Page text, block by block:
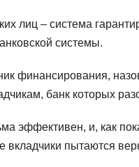
лиц – система
системы.
финансирования,
банк которых
эффективен, и, как
вкладчики пытаются